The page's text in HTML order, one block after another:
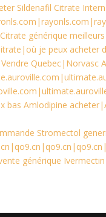
Sildenafil Citrate
générique
je peux acheter
Quebec|Norvasc
bas Amlodipine
Stromectol
générique